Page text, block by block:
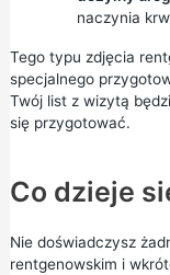
naczynia
Tego typu zdjęcia
specjalnego
Twój list z wizytą
się przygotować.
Co dzieje
Nie doświadczysz
rentgenowskim i